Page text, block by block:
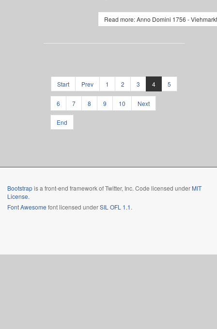
Read more: Anno Domini 1756 - Viehmarkt
Start Prev 1 2 3 4 5
6 7 8 9 10 Next
End
Bootstrapis a front-end framework of Twitter, Inc. Code licensed under MIT
License.
Font Awesome font licensed underSIL OFL 1.1.